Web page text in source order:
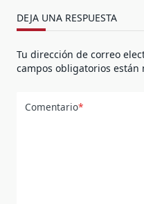
DEJA UNA RESPUESTA
Tu dirección de correo
campos obligatorios están
Comentario*